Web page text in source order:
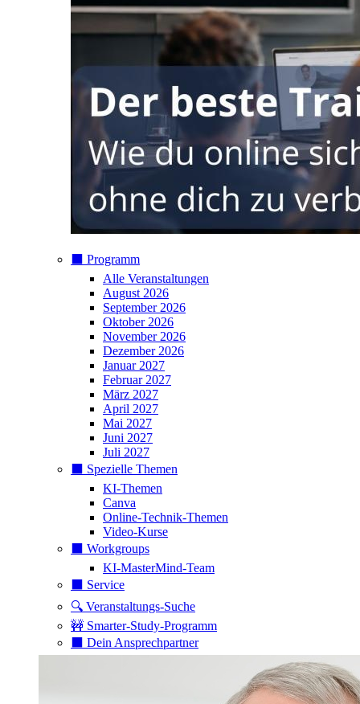
⬛️ Programm
Alle Veranstaltungen
August 2026
September 2026
Oktober 2026
November 2026
Dezember 2026
Januar 2027
Februar 2027
März 2027
April 2027
Mai 2027
Juni 2027
Juli 2027
⬛️ Spezielle Themen
KI-Themen
Canva
Online-Technik-Themen
Video-Kurse
⬛️ Workgroups
KI-MasterMind-Team
⬛️ Service
🔍 Veranstaltungs-Suche
🚧 Smarter-Study-Programm
⬛️ Dein Ansprechpartner